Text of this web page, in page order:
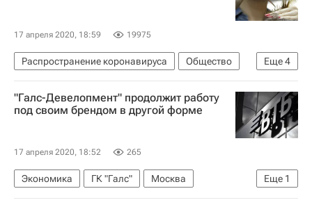
17 апреля 2020, 18:59 19975
Еще4
Распространение коронавируса
Общество
Здоровье - Общество
Ненецкий автономный округ
Россия
"Галс-Девелопмент" продолжит работу
под своим брендом в другой форме
17 апреля 2020, 18:52 265
Еще 1
Экономика ГК "Галс"
Москва
ВТБ (банк)